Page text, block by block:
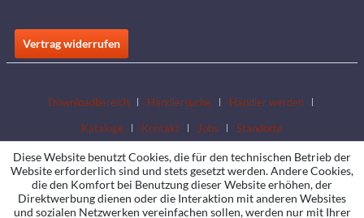
Vertrag widerrufen
Downloadbereich Händlersuche
Händler werden
Kataloge
Kontakt Jobs Standorte
Diese Website benutzt Cookies, die für den technischen Betrieb der
Website erforderlich sind und stets gesetzt werden. Andere Cookies,
die den Komfort bei Benutzung dieser Website erhöhen, der
Direktwerbung dienen oder die Interaktion mit anderen Websites
und sozialen Netzwerken vereinfachen sollen, werden nur mit Ihrer